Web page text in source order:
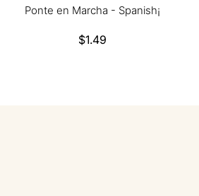
¡Ponte en Marcha - Spanish
געהעריגע
$1.49